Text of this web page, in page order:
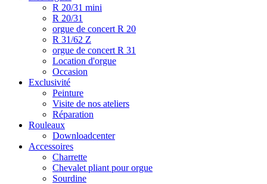
R 20/31 mini
R 20/31
orgue de concert R 20
R 31/62 Z
orgue de concert R 31
Location d'orgue
Occasion
Exclusivité
Peinture
Visite de nos ateliers
Réparation
Rouleaux
Downloadcenter
Accessoires
Charrette
Chevalet pliant pour orgue
Sourdine